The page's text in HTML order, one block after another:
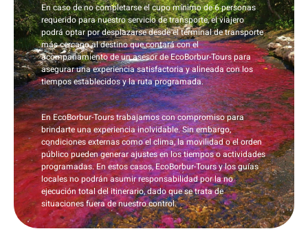
En caso de no completarse el cupo mínimo de 6 personas
requerido para nuestro servicio de transporte, el viajero
podrá optar por desplazarse desde el terminal de transporte
más cercano al destino que contará con el
acompañamiento de un asesor de EcoBorbur-Tours para
asegurar una experiencia satisfactoria y alineada con los
tiempos establecidos y la ruta programada.
En EcoBorbur-Tours trabajamos con compromiso para
brindarte una experiencia inolvidable. Sin embargo,
condiciones externas como el clima, la movilidad o el orden
público pueden generar ajustes en los tiempos o actividades
programadas. En estos casos,EcoBorbur-Tours y los guías
locales no podrán asumir responsabilidad por la no
ejecución total del itinerario, dado que se trata de
situaciones fuera de nuestro control.